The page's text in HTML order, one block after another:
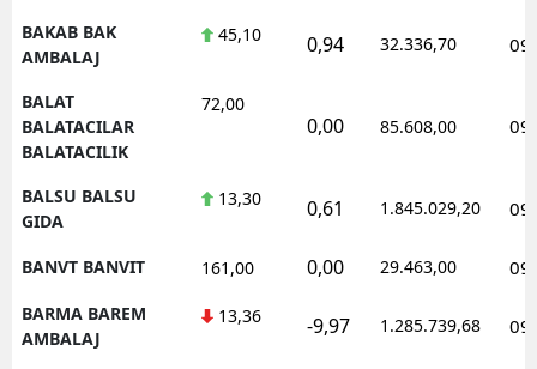
BAKAB BAK
AMBALAJ
45,10 0,94 32.336,70
BALAT
BALATACILAR
BALATACILIK
72,00
0,00 85.608,00
BALSU BALSU
GIDA
13,30 0,61 1.845.029,20
BANVT BANVIT 161,00 0,00 29.463,00
BARMA BAREM
AMBALAJ
13,36 -9,97 1.285.739,68